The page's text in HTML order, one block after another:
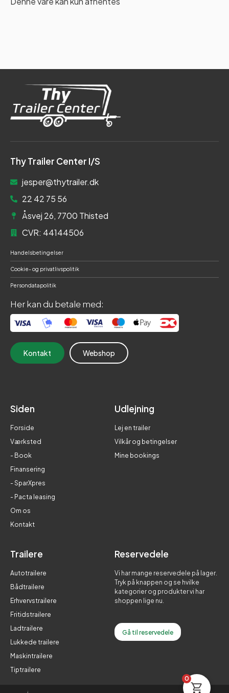
Thy Trailer Center I/S
jesper@thytrailer.dk
22 42 75 56
Åsvej 26, 7700 Thisted
CVR: 44144506
Handelsbetingelser
Cookie- og privatlivspolitik
Persondatapolitik
Her kan du betale med:
Kontakt Webshop
Siden
Forside
Værksted
- Book
Finansering
- SparXpres
- Pacta leasing
Om os
Kontakt
Udlejning
Lej en trailer
Vilkår og betingelser
Mine bookings
Trailere
Autotrailere
Bådtrailere
Erhvervstrailere
Fritidstrailere
Ladtrailere
Lukkede trailere
Maskintrailere
Tiptrailere
Reservedele
Vi har mange reservedele på lager.
Tryk på knappen og se hvilke
kategorier og produkter vi har
shoppen lige nu.
Gå til reservedele
0